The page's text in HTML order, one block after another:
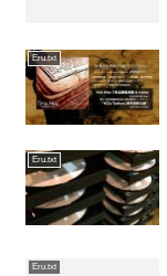
Eru.txt
Eru.txt
Eru.txt